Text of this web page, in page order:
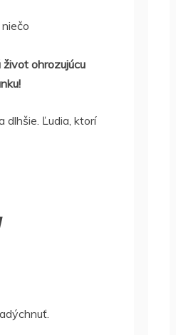
ohrozujúcu
dlhšie. Ľudia, ktorí